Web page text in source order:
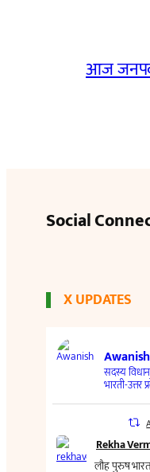
आज जनपद
Social
X UPDATES